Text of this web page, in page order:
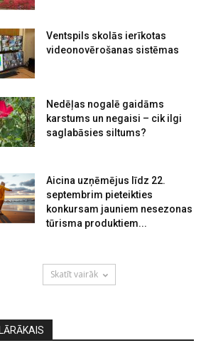
Ventspils skolās ierīkotas
videonovērošanas sistēmas
Nedēļas nogalē gaidāms
karstums un negaisi – cik ilgi
saglabāsies siltums?
Aicina uzņēmējus līdz 22.
septembrim pieteikties
konkursam jauniem nesezonas
tūrisma produktiem...
Skatīt vairāk